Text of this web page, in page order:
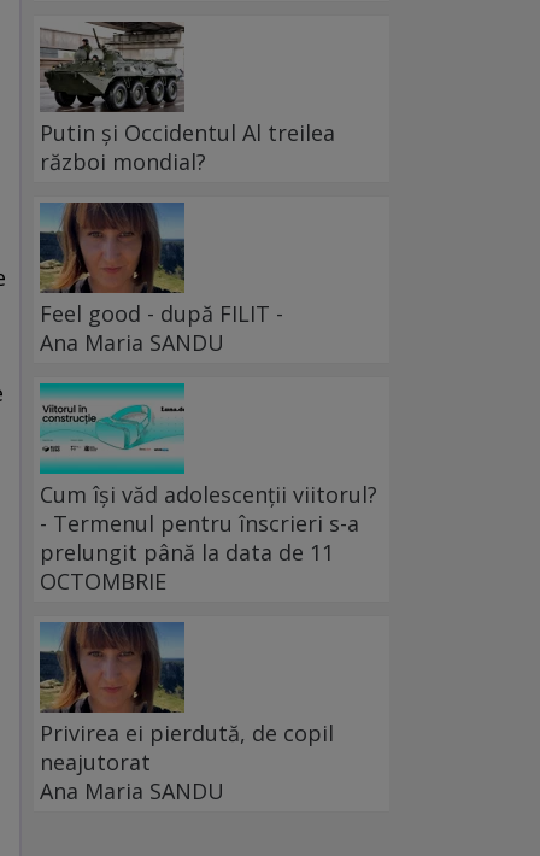
Putin și Occidentul Al treilea
război mondial?
Feel good - după FILIT -
Ana Maria SANDU
Cum își văd adolescenții viitorul?
- Termenul pentru înscrieri s-a
prelungit până la data de 11
OCTOMBRIE
Privirea ei pierdută, de copil
neajutorat
Ana Maria SANDU